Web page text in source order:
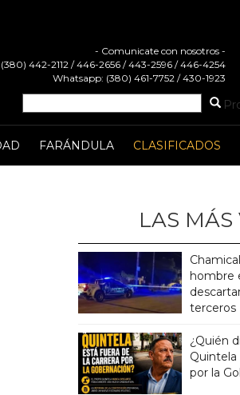
- Comunicate con nosotros -
(380) 442-2112 / 446-2656 / 443-2596 / 446-4254
Whatsapp: (380) 461-7752 / 430-1923
FARÁNDULA CLASIFICADOS
LAS MÁS
hombre
terceros
¿Quién
Quintela
por la